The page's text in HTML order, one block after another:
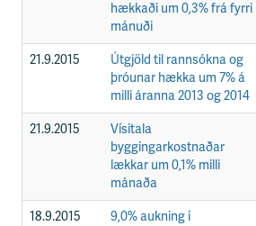
hækkaði um 0,3% frá fyrri
mánuði
21.9.2015
Útgjöld til rannsókna og
þróunar hækka um 7% á
milli áranna 2013 og 2014
21.9.2015
Vísitala
byggingarkostnaðar
lækkar um 0,1% milli
mánaða
18.9.2015
9,0% aukning í